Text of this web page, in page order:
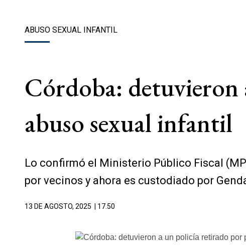
ABUSO SEXUAL INFANTIL
Córdoba:
abuso sexual infantil
Lo confirmó el Ministerio Público Fiscal
por vecinos y ahora es custodiado por
13 DE AGOSTO, 2025 | 17.50